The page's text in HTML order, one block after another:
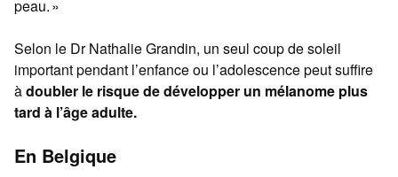
peau. »
Selon le Dr Nathalie Grandin, un seul coup de soleil
important pendant l’enfance ou l’adolescence peut suffire
àdoubler le risque de développer un mélanome plus
tard à l’âge adulte.
En Belgique